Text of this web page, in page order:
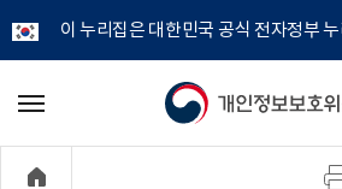
이 누리집은 대한민국 공식 전자정부
개
메
기